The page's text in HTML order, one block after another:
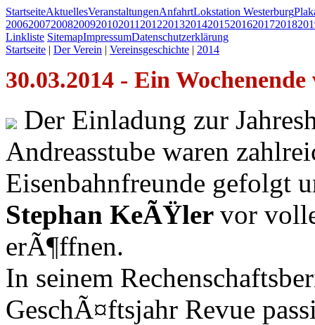
StartseiteAktuellesVeranstaltungenAnfahrtLokstation Westerburg
200620072008200920102011 2012201320142015201620172018
Linkliste SitemapImpressumDatenschutzerklärung
Startseite | Der Verein | Vereinsgeschichte | 2014
30.03.2014 - Ein
Der Einladung zur
Andreasstube waren
Eisenbahnfreunde gefolgt
Stephan KeÃŸler vor
erÃ¶ffnen.
In seinem
GeschÃ¤ftsjahr Revue